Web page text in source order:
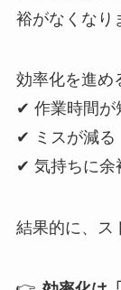
裕がなくなり
効率化を進め
✔ 作業時間が
✔ ミスが減る
✔ 気持ちに余
結果的に、ス